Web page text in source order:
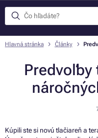
Hlavná stránka Články
Predvoľby
Kúpili ste si novú tlačiareň a